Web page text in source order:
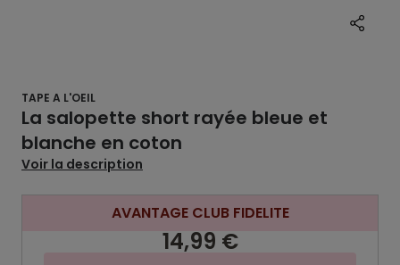
TAPE A L'OEIL
La salopette short rayée bleue et
blanche en coton
Voir la description
AVANTAGE CLUB FIDELITE
14,99 €